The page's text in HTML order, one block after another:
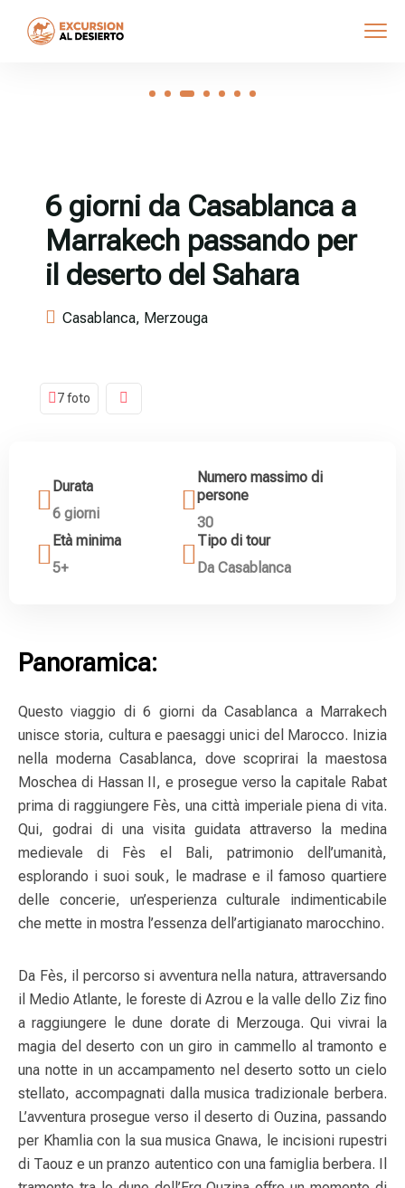
6 giorni da Casablanca a
Marrakech passando per
il deserto del Sahara
Casablanca, Merzouga
7 foto
Durata
6 giorni
Numero massimo di
persone
30
Età minima
5+
Tipo di tour
Da Casablanca
Panoramica:
Questo viaggio di 6 giorni da Casablanca a Marrakech
unisce storia, cultura e paesaggi unici del Marocco. Inizia
nella moderna Casablanca, dove scoprirai la maestosa
Moschea di Hassan II, e prosegue verso la capitale Rabat
prima di raggiungere Fès, una città imperiale piena di vita.
Qui, godrai di una visita guidata attraverso la medina
medievale di Fès el Bali, patrimonio dell’umanità,
esplorando i suoi souk, le madrase e il famoso quartiere
delle concerie, un’esperienza culturale indimenticabile
che mette in mostra l’essenza dell’artigianato marocchino.
Da Fès, il percorso si avventura nella natura, attraversando
il Medio Atlante, le foreste di Azrou e la valle dello Ziz fino
a raggiungere le dune dorate di Merzouga. Qui vivrai la
magia del deserto con un giro in cammello al tramonto e
una notte in un accampamento nel deserto sotto un cielo
stellato, accompagnati dalla musica tradizionale berbera.
L’avventura prosegue verso il deserto di Ouzina, passando
per Khamlia con la sua musica Gnawa, le incisioni rupestri
di Taouz e un pranzo autentico con una famiglia berbera. Il